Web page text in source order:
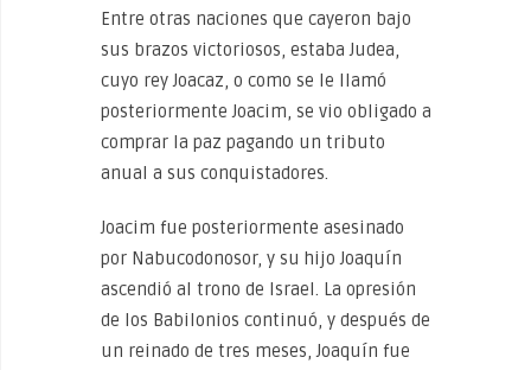
Entre otras naciones que cayeron bajo
sus brazos victoriosos, estaba Judea,
cuyo rey Joacaz, o como se le llamó
posteriormente Joacim, se vio obligado a
comprar la paz pagando un tributo
anual a sus conquistadores.
Joacim fue posteriormente asesinado
por Nabucodonosor, y su hijo Joaquín
ascendió al trono de Israel. La opresión
de los Babilonios continuó, y después de
un reinado de tres meses, Joaquín fue